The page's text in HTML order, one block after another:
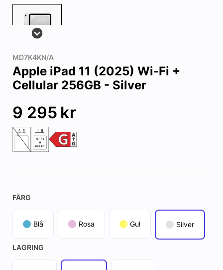
MD7K4KN/A
Apple iPad 11 (2025) Wi-Fi +
Cellular 256GB - Silver
9 295 kr
FÄRG
Blå Rosa Gul Silver
LAGRING